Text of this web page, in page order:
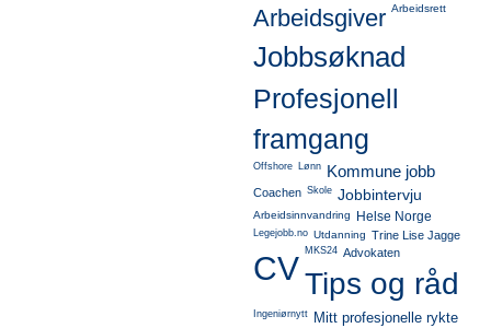
Arbeidsgiver Arbeidsrett
Jobbsøknad
Profesjonell
framgang
Offshore Lønn Kommune jobb
Coachen Skole Jobbintervju
Arbeidsinnvandring Helse Norge
Legejobb.no Utdanning Trine Lise Jagge
CV MKS24 Advokaten
Tips og råd
Ingeniørnytt Mitt profesjonelle rykte